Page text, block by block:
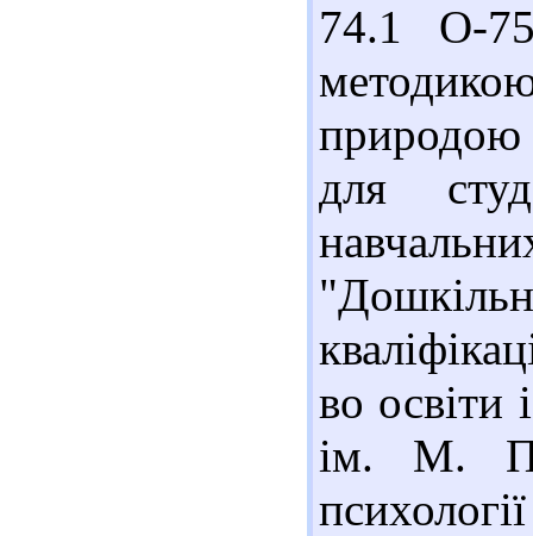
74.1 О-
природою
для
во освіти
ім. М. П.